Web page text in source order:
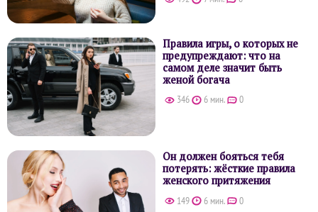
Правила игры, о которых не
предупреждают: что на
самом деле значит быть
женой богача
346 6 мин. 0
Он должен бояться тебя
потерять: жёсткие правила
женского притяжения
149 6 мин. 0